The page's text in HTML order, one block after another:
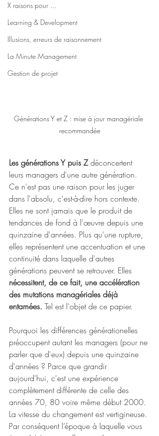
X raisons pour ...
Learning & Development
Illusions, erreurs de raisonnement
La Minute Management
Gestion de projet
Générations Y et Z : mise à jour managériale
recommandée
Les générations Y puis Z déconcertent
leurs managers d'une autre génération.
Ce n'est pas une raison pour les juger
dans l'absolu, c'est-à-dire hors contexte.
Elles ne sont jamais que le produit de
tendances de fond à l'œuvre depuis une
quinzaine d'années. Plus qu'une rupture,
elles représentent une accentuation et une
continuité dans laquelle d'autres
générations peuvent se retrouver. Elles
nécessitent, de ce fait, une accélération
des mutations managériales déjà
entamées. Tel est l'objet de ce papier.
Pourquoi les différences générationelles
préoccupent autant les managers (pour ne
parler que d'eux) depuis une quinzaine
d'années ? Parce que grandir
aujourd'hui, c'est une expérience
complètement différente de celle des
années 70, 80 voire même début 2000.
La vitesse du changement est vertigineuse.
Par conséquent l’époque à laquelle vous